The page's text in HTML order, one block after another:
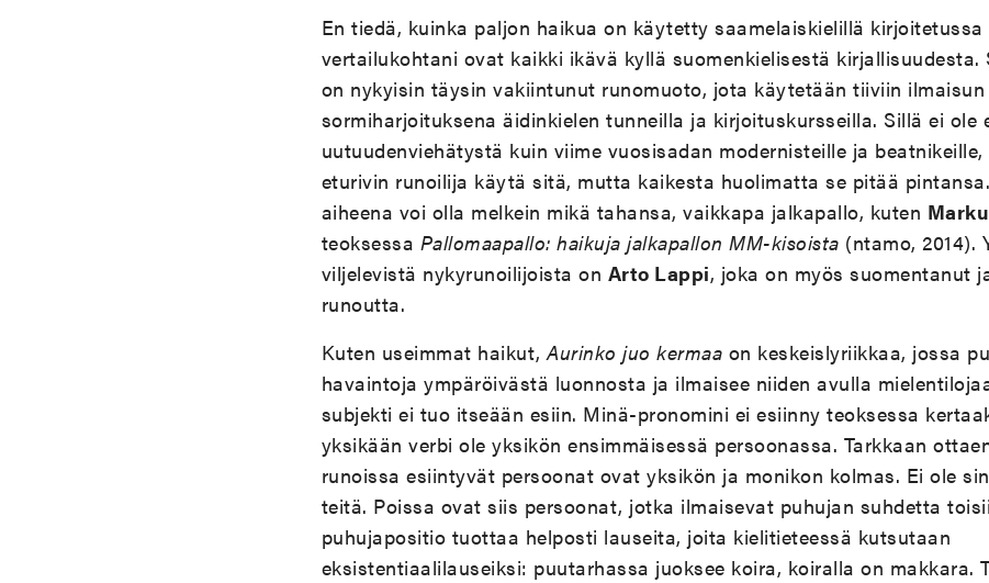
En tiedä, kuinka paljon haikua on käytetty saamelaiskielillä kirjoitetussa
vertailukohtani ovat kaikki ikävä kyllä suomenkielisestä kirjallisuudesta.
on nykyisin täysin vakiintunut runomuoto, jota käytetään tiiviin ilmaisun
sormiharjoituksena äidinkielen tunneilla ja kirjoituskursseilla. Sillä ei ole
uutuudenviehätystä kuin viime vuosisadan modernisteille ja
eturivin runoilija käytä sitä, mutta kaikesta huolimatta se pitää
aiheena voi olla melkein mikä tahansa, vaikkapa jalkapallo, kuten
teoksessa Pallomaapallo: haikuja jalkapallon MM-kisoista (ntamo, 2014).
viljelevistä nykyrunoilijoista on Arto Lappi, joka on myös suomentanut
runoutta.
Kuten useimmat haikut,Aurinko juo kermaa on keskeislyriikkaa, jossa
havaintoja ympäröivästä luonnosta ja ilmaisee niiden avulla
subjekti ei tuo itseään esiin. Minä-pronomini ei esiinny teoksessa
yksikään verbi ole yksikön ensimmäisessä persoonassa. Tarkkaan
runoissa esiintyvät persoonat ovat yksikön ja monikon kolmas. Ei ole
teitä. Poissa ovat siis persoonat, jotka ilmaisevat puhujan suhdetta
puhujapositio tuottaa helposti lauseita, joita kielitieteessä kutsutaan
eksistentiaalilauseiksi: puutarhassa juoksee koira, koiralla on makkara.